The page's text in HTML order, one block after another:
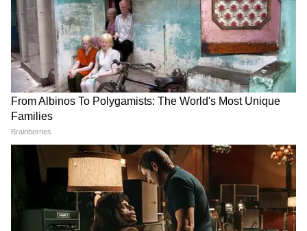
মনে করা হচ্ছে, ক্যাপ্টেন গিল তিন নম্বরে ব্যাটিংয়ের
জন্য অন্য ক্রিকেটারদের চেয়ে ঈশান কিষাণকেই
বেশি গুরুত্ব দেবেন। সম্প্রতি তিনি ভারতীয় দল এবং
আইপিএলে সানরাইজার্স হায়দরাবাদের (SRH) হয়ে
এই ব্যাটিং পজিশনে ভালো খেলেছেন। সহ-
অধিনায়ক শ্রেয়স আইয়ার ৪ নম্বরে এবং
উইকেটকিপার কে.এল. রাহুল ৫ নম্বরে ব্যাট
করবেন।
স্টার অলরাউন্ডার হার্দিক পান্ডিয়া চোটের কারণে,
এই সিরিজ থেকে পুরোপুরি ছিটকে গেছেন। তাঁর
অনুপস্থিতিতে ৬ নম্বরে তরুণ খেলোয়াড় নীতিশ